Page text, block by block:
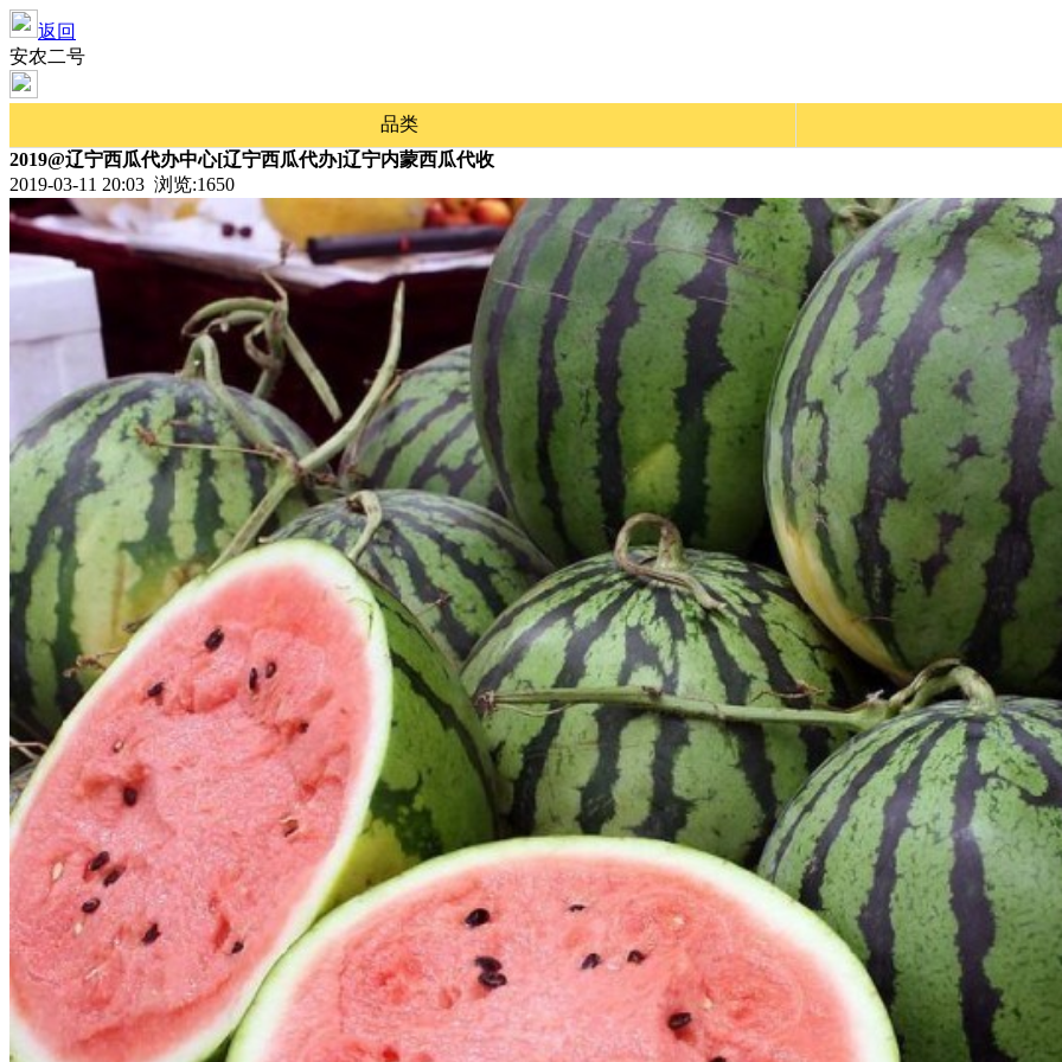
返回
安农二号
品类
2019@辽宁西瓜代办中心[辽宁西瓜代办]辽宁内蒙西瓜代收
2019-03-11 20:03 浏览:1650